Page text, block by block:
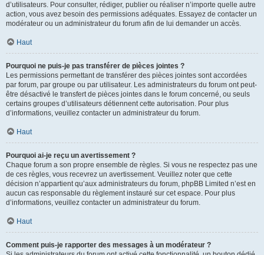
d’utilisateurs. Pour consulter, rédiger, publier ou réaliser n’importe quelle autre
action, vous avez besoin des permissions adéquates. Essayez de contacter un
modérateur ou un administrateur du forum afin de lui demander un accès.
Haut
Pourquoi ne puis-je pas transférer de pièces jointes ?
Les permissions permettant de transférer des pièces jointes sont accordées
par forum, par groupe ou par utilisateur. Les administrateurs du forum ont peut-
être désactivé le transfert de pièces jointes dans le forum concerné, ou seuls
certains groupes d’utilisateurs détiennent cette autorisation. Pour plus
d’informations, veuillez contacter un administrateur du forum.
Haut
Pourquoi ai-je reçu un avertissement ?
Chaque forum a son propre ensemble de règles. Si vous ne respectez pas une
de ces règles, vous recevrez un avertissement. Veuillez noter que cette
décision n’appartient qu’aux administrateurs du forum, phpBB Limited n’est en
aucun cas responsable du règlement instauré sur cet espace. Pour plus
d’informations, veuillez contacter un administrateur du forum.
Haut
Comment puis-je rapporter des messages à un modérateur ?